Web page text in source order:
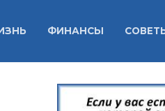
ФИНАНСЫ